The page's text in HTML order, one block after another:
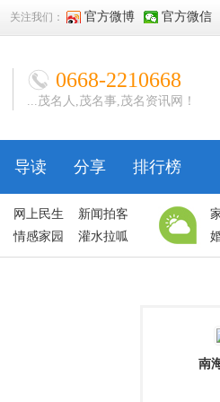
关注我们： 官方微博 官方微信
0668-2210668
...茂名人,茂名事,茂名资讯网！
导读 分享 排行榜
网上民生
新闻拍客
情感家园 灌水拉呱
南